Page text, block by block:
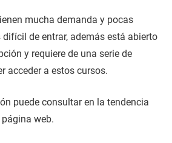
mucha demanda y pocas
de entrar, además está abierto
y requiere de una serie de
acceder a estos cursos.
puede consultar en la tendencia
web.